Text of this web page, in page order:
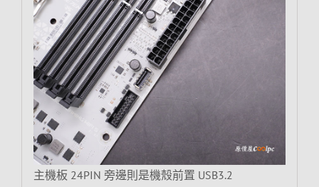
主機板 24PIN 旁邊則是機殼前置 USB3.2